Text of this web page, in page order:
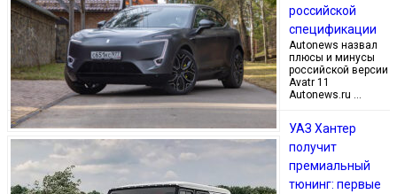
российской
спецификации
Autonews назвал
плюсы и минусы
российской версии
Avatr 11
Autonews.ru …
УАЗ Хантер
получит
премиальный
тюнинг: первые